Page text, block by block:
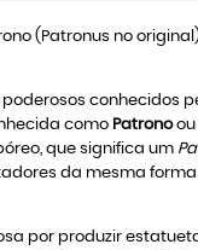
(Patronus no
conhecidos
como Patronoou
que significa um
da mesma forma
por produzir